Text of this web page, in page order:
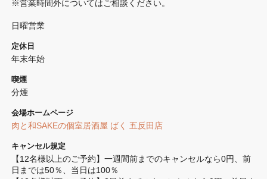
※営業時間外についてはご相談ください。
日曜営業
定休日
年末年始
喫煙
分煙
会場ホームページ
肉と和SAKEの個室居酒屋 ばく 五反田店
キャンセル規定
【12名様以上のご予約】一週間前までのキャンセルなら0円、前
日までは50％、当日は100％